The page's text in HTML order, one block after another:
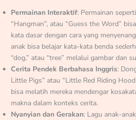
Permainan Interaktif: Permainan
“Hangman”, atau “Guess the Word”
kata dasar dengan cara yang
anak bisa belajar kata-kata benda
“dog,” atau “tree” melalui gambar dan
Cerita Pendek Berbahasa Inggris:
Little Pigs” atau “Little Red Riding
bisa melatih mereka mendengar
makna dalam konteks cerita.
Nyanyian dan Gerakan: Lagu anak-